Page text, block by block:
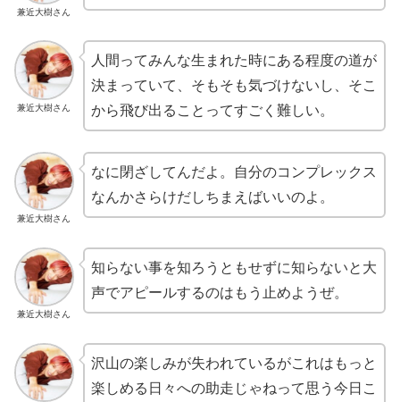
兼近大樹さん
兼近大樹さん
人間ってみんな生まれた時にある程度の道が
決まっていて、そもそも気づけないし、そこ
から飛び出ることってすごく難しい。
兼近大樹さん
なに閉ざしてんだよ。自分のコンプレックス
なんかさらけだしちまえばいいのよ。
兼近大樹さん
知らない事を知ろうともせずに知らないと大
声でアピールするのはもう止めようぜ。
沢山の楽しみが失われているがこれはもっと
楽しめる日々への助走じゃねって思う今日こ